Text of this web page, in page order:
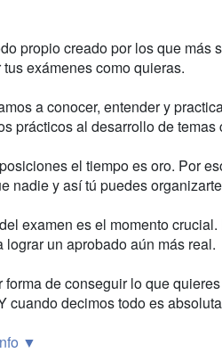
propio creado por los que
exámenes como quieras.
a conocer, entender y
prácticos al desarrollo de temas
el tiempo es oro. Por
nadie y así tú puedes
examen es el momento
lograr un aprobado aún más real.
forma de conseguir lo que
cuando decimos todo es
▼